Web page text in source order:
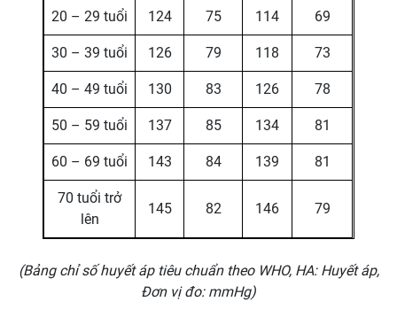
20 – 29 tuổi 124 75 114 69
30 – 39 tuổi 126 79 118 73
40 – 49 tuổi 130 83 126 78
50 – 59 tuổi 137 85 134 81
60 – 69 tuổi 143 84 139 81
70 tuổi trở
lên
145 82 146 79
(Bảng chỉ số huyết áp tiêu chuẩn theo WHO, HA: Huyết áp,
Đơn vị đo: mmHg)